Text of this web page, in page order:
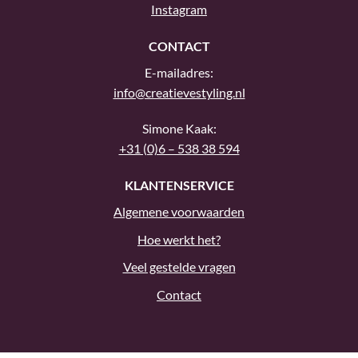
CONTACT
E-mailadres:
Simone Kaak:
KLANTENSERVICE
Algemene voorwaarden
Hoe werkt het?
Veel gestelde vragen
Contact